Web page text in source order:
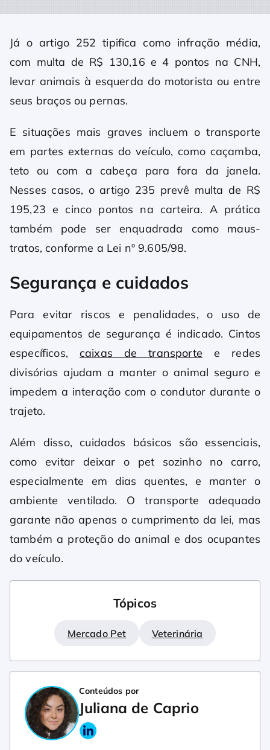
Já o artigo 252 tipifica como infração média,
com multa de R$ 130,16 e 4 pontos na CNH,
levar animais à esquerda do motorista ou entre
seus braços ou pernas.
E situações mais graves incluem o transporte
em partes externas do veículo, como caçamba,
teto ou com a cabeça para fora da janela.
Nesses casos, o artigo 235 prevê multa de R$
195,23 e cinco pontos na carteira. A prática
também pode ser enquadrada como maus-
tratos, conforme a Lei nº 9.605/98.
Segurança e cuidados
Para evitar riscos e penalidades, o uso de
equipamentos de segurança é indicado. Cintos
específicos, caixas de transporte e redes
divisórias ajudam a manter o animal seguro e
impedem a interação com o condutor durante o
trajeto.
Além disso, cuidados básicos são essenciais,
como evitar deixar o pet sozinho no carro,
especialmente em dias quentes, e manter o
ambiente ventilado. O transporte adequado
garante não apenas o cumprimento da lei, mas
também a proteção do animal e dos ocupantes
do veículo.
Tópicos
Mercado Pet Veterinária
Conteúdos por
Juliana de Caprio